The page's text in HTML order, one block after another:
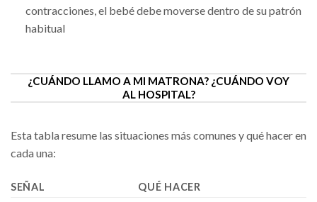
contracciones, el bebé debe moverse dentro de su patrón
habitual
¿CUÁNDO LLAMO A MI MATRONA? ¿CUÁNDO VOY
AL HOSPITAL?
Esta tabla resume las situaciones más comunes y qué hacer en
cada una:
SEÑAL
QUÉ HACER